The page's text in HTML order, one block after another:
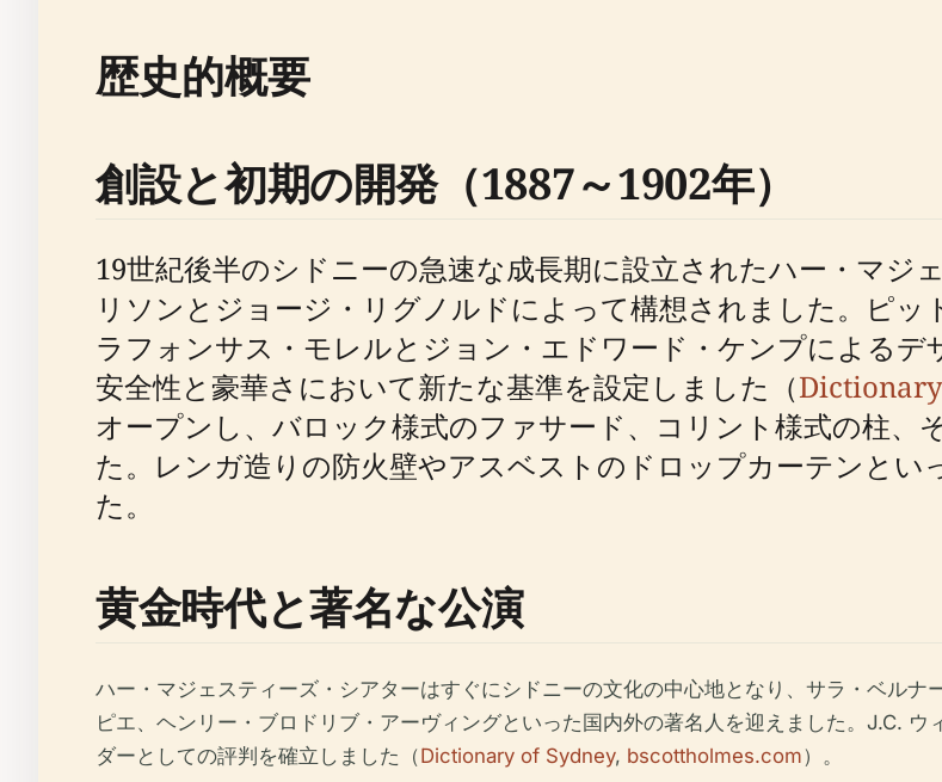
歴史的概要
創設と初期の開発（1887～1902年）
19世紀後半のシドニーの急速な成長期に設立されたハー・マジ
リソンとジョージ・リグノルドによって構想されました。ピ
ラフォンサス・モレルとジョン・エドワード・ケンプによるデ
安全性と豪華さにおいて新たな基準を設定しました（
オープンし、バロック様式のファサード、コリント様式の柱、
た。レンガ造りの防火壁やアスベストのドロップカーテンとい
た。
黄金時代と著名な公演
ハー・マジェスティーズ・シアターはすぐにシドニーの文化の中心地となり、サラ・ベル
ピエ、ヘンリー・ブロドリブ・アーヴィングといった国内外の著名人を迎えました。J.C.
ダーとしての評判を確立しました（Dictionary of Sydney, bscottholmes.com）。